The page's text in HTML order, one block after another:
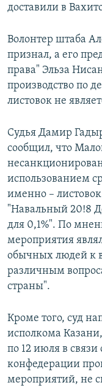
доставили в
Волонтер штаба
признал, а его
права" Эльза
производство по
листовок не
Судья Дамир
сообщил, что
использованием
именно –
"Навальный 20!8
для 0,1%". По
мероприятия
обычных людей к
различным
страны".
Кроме того, суд
исполкома
по 12 июля в
конфедерации
мероприятий, не